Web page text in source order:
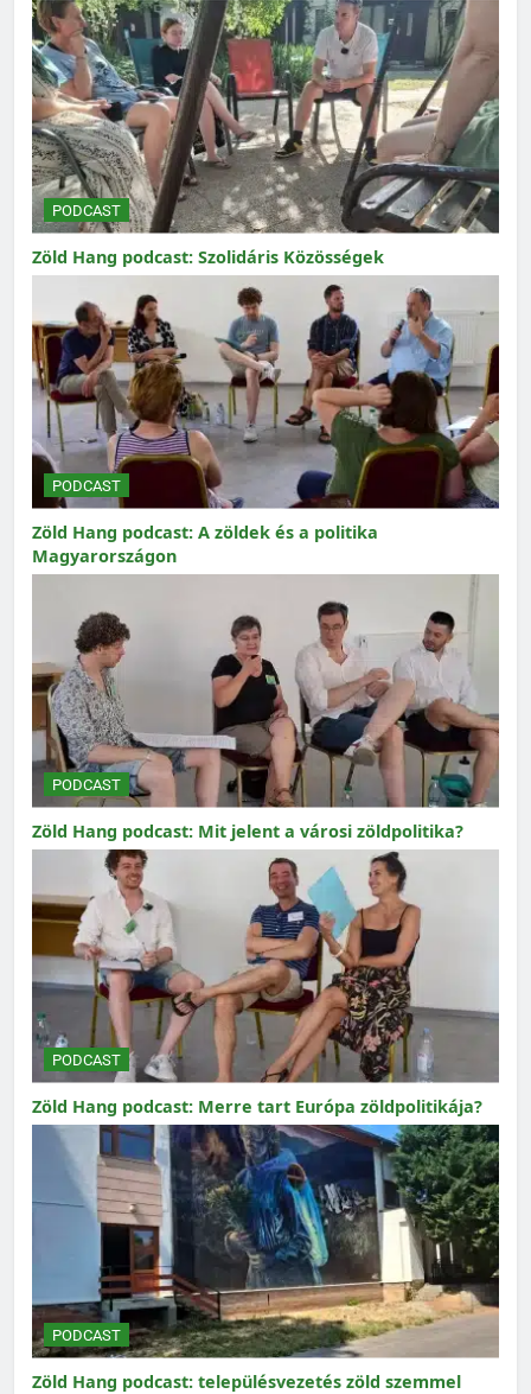
PODCAST
Zöld Hang podcast: Szolidáris Közösségek
PODCAST
Zöld Hang podcast: A zöldek és a politika
Magyarországon
PODCAST
Zöld Hang podcast: Mit jelent a városi zöldpolitika?
PODCAST
Zöld Hang podcast: Merre tart Európa zöldpolitikája?
PODCAST
Zöld Hang podcast: településvezetés zöld szemmel